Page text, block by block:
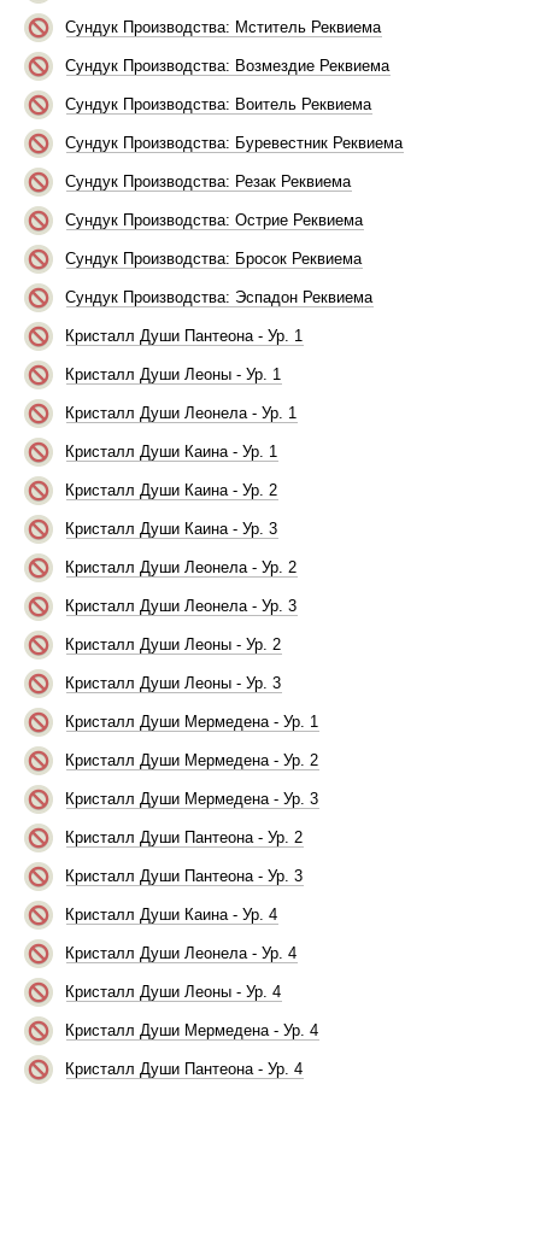
Сундук Производства: Мститель Реквиема
Сундук Производства: Возмездие Реквиема
Сундук Производства: Воитель Реквиема
Сундук Производства: Буревестник Реквиема
Сундук Производства: Резак Реквиема
Сундук Производства: Острие Реквиема
Сундук Производства: Бросок Реквиема
Сундук Производства: Эспадон Реквиема
Кристалл Души Пантеона - Ур. 1
Кристалл Души Леоны - Ур. 1
Кристалл Души Леонела - Ур. 1
Кристалл Души Каина - Ур. 1
Кристалл Души Каина - Ур. 2
Кристалл Души Каина - Ур. 3
Кристалл Души Леонела - Ур. 2
Кристалл Души Леонела - Ур. 3
Кристалл Души Леоны - Ур. 2
Кристалл Души Леоны - Ур. 3
Кристалл Души Мермедена - Ур. 1
Кристалл Души Мермедена - Ур. 2
Кристалл Души Мермедена - Ур. 3
Кристалл Души Пантеона - Ур. 2
Кристалл Души Пантеона - Ур. 3
Кристалл Души Каина - Ур. 4
Кристалл Души Леонела - Ур. 4
Кристалл Души Леоны - Ур. 4
Кристалл Души Мермедена - Ур. 4
Кристалл Души Пантеона - Ур. 4